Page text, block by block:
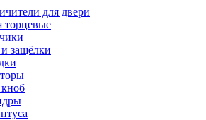
для двери
торцевые
защёлки